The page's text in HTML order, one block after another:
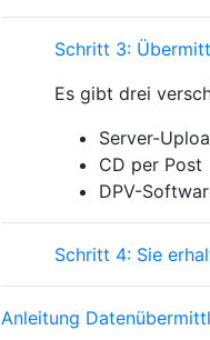
Schritt 3:
Es gibt drei
Server-
CD per Post
DPV-
Schritt 4: Sie
Anleitung